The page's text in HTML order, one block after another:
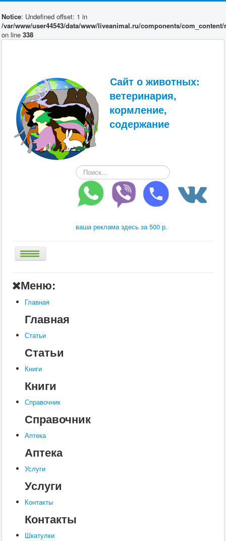
Notice: Undefined offset: 1 in
/var/www/user44543/data/www/liveanimal.ru/components/
on line 338
Сайт о животных:
ветеринария,
кормление,
содержание
Искать...
ваша реклама здесь за 500 р.
Книги
Услуги
Контакты
Шкатулки
Меню:
Главная
Главная
Статьи
Статьи
Книги
Книги
Справочник
Справочник
Аптека
Аптека
Услуги
Услуги
Контакты
Контакты
Шкатулки